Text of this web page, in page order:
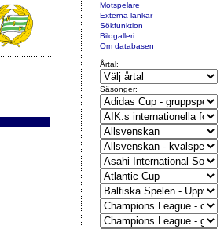
Motspelare
Externa länkar
Sökfunktion
Bildgalleri
Om databasen
Årtal:
Säsonger: